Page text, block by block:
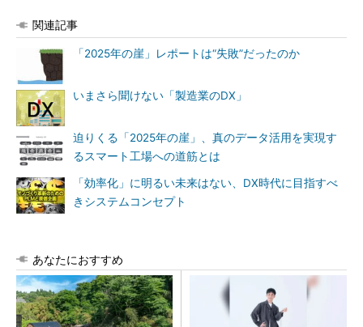
関連記事
「2025年の崖」レポートは“失敗”だったのか
いまさら聞けない「製造業のDX」
迫りくる「2025年の崖」、真のデータ活用を実現す
るスマート工場への道筋とは
「効率化」に明るい未来はない、DX時代に目指すべ
きシステムコンセプト
あなたにおすすめ